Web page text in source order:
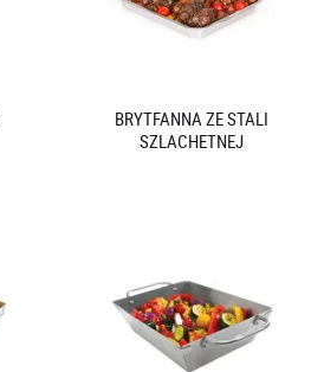
BRYTFANNA ZE STALI
SZLACHETNEJ